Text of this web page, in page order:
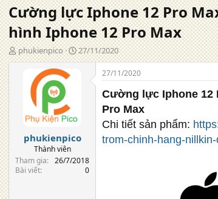
Cường lực Iphone 12 Pro
hình Iphone 12 Pro Max
T
á
phukienpico
N
g
27/11/2020
phukienpico
Thành viên
Tham gia
26/7/2018
Bài viết
0
27/11/2020
Cường lực Iphone 12
Pro Max
Chi tiết sản phẩm:
trom-chinh-hang-